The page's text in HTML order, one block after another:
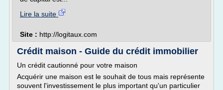
Lire la suite
Site : http://logitaux.com
Crédit maison - Guide du crédit immobilier
Un crédit cautionné pour votre maison
Acquérir une maison est le souhait de tous mais représente
souvent l'investissement le plus important qu'un particulier